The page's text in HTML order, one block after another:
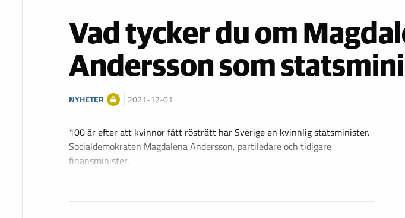
Vad tycker du om
Andersson som
NYHETER 2021-12-01
100 år efter att kvinnor fått rösträtt har Sverige en kvinnlig statsminister.
Socialdemokraten Magdalena Andersson, partiledare och tidigare
finansminister.